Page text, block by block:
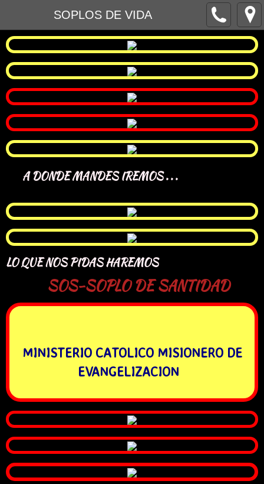
SOPLOS DE VIDA
A DONDE MANDES IREMOS . . .
LO QUE NOS PIDAS HAREMOS
SOS-SOPLO DE SANTIDAD
MINISTERIO CATOLICO MISIONERO DE
EVANGELIZACION